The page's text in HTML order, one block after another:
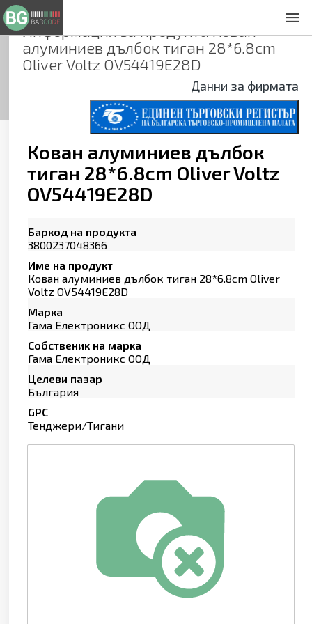
Информация за продуктаКован
алуминиев дълбок тиган 28*6.8cm
Oliver Voltz OV54419E28D
Данни за фирмата
Кован алуминиев дълбок
тиган 28*6.8cm Oliver Voltz
OV54419E28D
Баркод на продукта
3800237048366
Име на продукт
Кован алуминиев дълбок тиган 28*6.8cm Oliver
Voltz OV54419E28D
Марка
Гама Електроникс ООД
Собственик на марка
Гама Електроникс ООД
Целеви пазар
България
GPC
Тенджери/Тигани
Общи условия
Декларация за проверителност
Заснемане на продукти
Контакти